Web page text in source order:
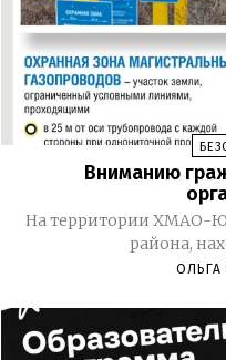
Вниманию
На территории ХМАО-
района,
ОЛЬГА